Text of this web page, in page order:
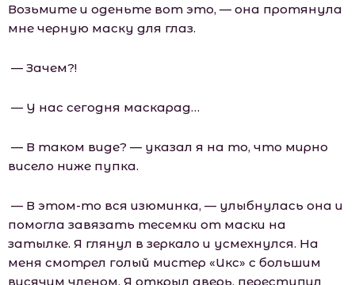
Возьмите и оденьте вот это, — она протянула
мне черную маску для глаз.
— Зачем?!
— У нас сегодня маскарад…
— В таком виде? — указал я на то, что мирно
висело ниже пупка.
— В этом-то вся изюминка, — улыбнулась она и
помогла завязать тесемки от маски на
затылке. Я глянул в зеркало и усмехнулся. На
меня смотрел голый мистер «Икс» с большим
висячим членом. Я открыл дверь, переступил